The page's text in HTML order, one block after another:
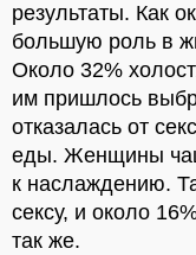
результаты. Как
большую роль в
Около 32%
им пришлось
отказалась от
еды. Женщины
к наслаждению.
сексу, и около
так же.